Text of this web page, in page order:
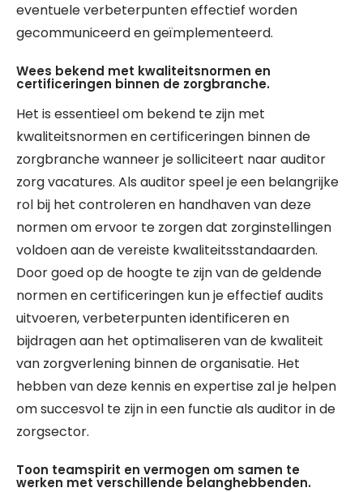
eventuele verbeterpunten effectief worden
gecommuniceerd en geïmplementeerd.
Wees bekend met kwaliteitsnormen en
certificeringen binnen de zorgbranche.
Het is essentieel om bekend te zijn met
kwaliteitsnormen en certificeringen binnen de
zorgbranche wanneer je solliciteert naar auditor
zorg vacatures. Als auditor speel je een belangrijke
rol bij het controleren en handhaven van deze
normen om ervoor te zorgen dat zorginstellingen
voldoen aan de vereiste kwaliteitsstandaarden.
Door goed op de hoogte te zijn van de geldende
normen en certificeringen kun je effectief audits
uitvoeren, verbeterpunten identificeren en
bijdragen aan het optimaliseren van de kwaliteit
van zorgverlening binnen de organisatie. Het
hebben van deze kennis en expertise zal je helpen
om succesvol te zijn in een functie als auditor in de
zorgsector.
Toon teamspirit en vermogen om samen te
werken met verschillende belanghebbenden.